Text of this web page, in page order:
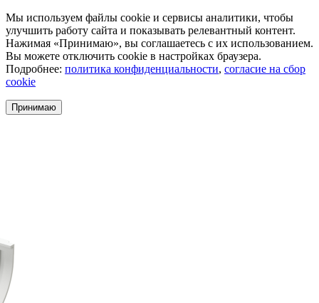
Мы используем файлы cookie и сервисы аналитики, чтобы
улучшить работу сайта и показывать релевантный контент.
Нажимая «Принимаю», вы соглашаетесь с их использованием.
Вы можете отключить cookie в настройках браузера.
Подробнее: политика конфиденциальности, согласие на сбор
cookie
Принимаю